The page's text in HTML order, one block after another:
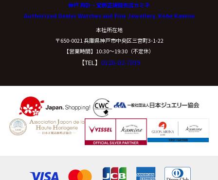
神戸 時計・宝飾正規販売店カミネ
Authorized Dealer Watches and Fine Jewellery, Kobe Kamine
本社所在地
〒650-0021 兵庫県神戸市中央区三宮町3-1-22
【営業時間】10:30〜19:30（不定休）
【TEL】 0120-02-7039